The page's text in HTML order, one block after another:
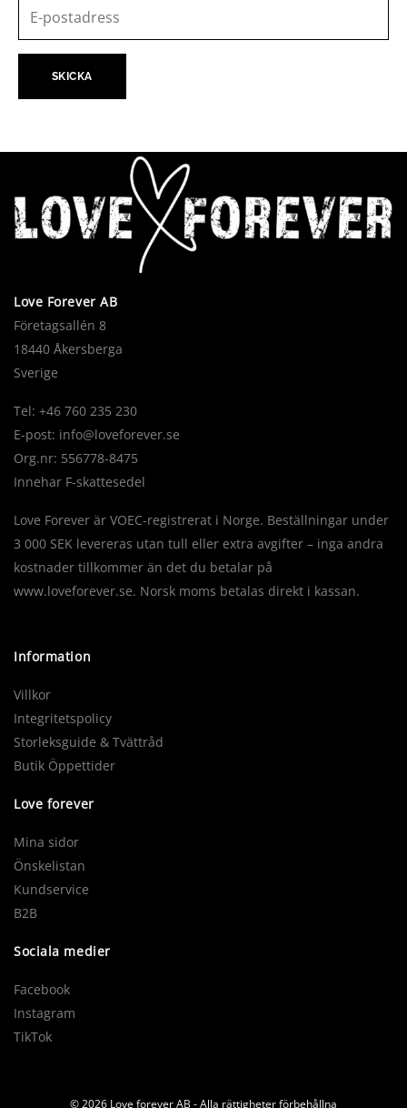
Love Forever AB
Företagsallén 8
18440 Åkersberga
Sverige
Tel: +46 760 235 230
E-post: info@loveforever.se
Org.nr: 556778-8475
Innehar F-skattesedel
Love Forever är VOEC-registrerat i Norge. Beställningar under
3 000 SEK levereras utan tull eller extra avgifter – inga andra
kostnader tillkommer än det du betalar på
www.loveforever.se. Norsk moms betalas direkt i kassan.
Information
Villkor
Integritetspolicy
Storleksguide & Tvättråd
Butik Öppettider
Love forever
Mina sidor
Önskelistan
Kundservice
B2B
Sociala medier
Facebook
Instagram
TikTok
© 2026 Love forever AB - Alla rättigheter förbehållna